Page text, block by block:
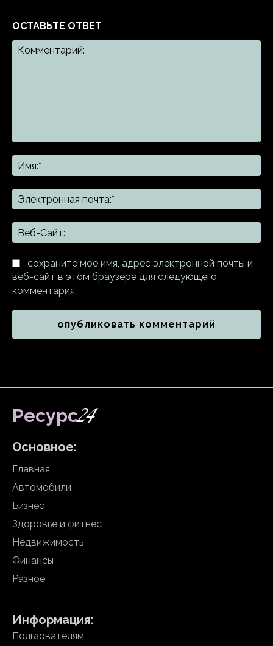
ОСТАВЬТЕ ОТВЕТ
сохраните мое имя, адрес электронной почты и
веб-сайт в этом браузере для следующего
комментария.
Ресурс24
Основное:
Главная
Автомобили
Бизнес
Здоровье и фитнес
Недвижимость
Финансы
Разное
Информация:
Пользователям